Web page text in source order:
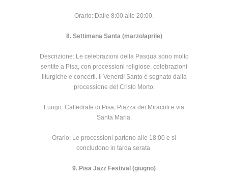
Orario: Dalle 8:00 alle 20:00.
8. Settimana Santa (marzo/aprile)
Descrizione: Le celebrazioni della Pasqua sono molto
sentite a Pisa, con processioni religiose, celebrazioni
liturgiche e concerti. Il Venerdì Santo è segnato dalla
processione del Cristo Morto.
Luogo: Cattedrale di Pisa, Piazza dei Miracoli e via
Santa Maria.
Orario: Le processioni partono alle 18:00 e si
concludono in tarda serata.
9. Pisa Jazz Festival (giugno)